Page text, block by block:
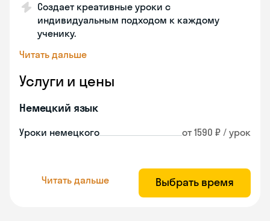
Создает креативные уроки с
индивидуальным подходом к каждому
ученику.
Читать дальше
Услуги и цены
Немецкий язык
Уроки немецкого от 1590 ₽ / урок
Читать дальше Выбрать время